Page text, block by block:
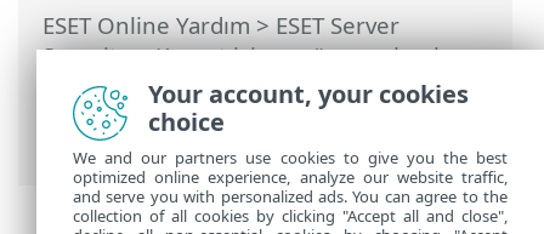
ESET Online Yardım>ESET Server
Security>Komut için argüman olarak
ESET Server Security>Araçlar>
Zamanlayıcı>Zamanlayıcı - Görev ekle
Görev yürütme
Your account, your cookies
choice
We and our partners use cookies to give you the best
optimized online experience, analyze our website traffic,
and serve you with personalized ads. You can agree to the
collection of all cookies by clicking "Accept all and close",